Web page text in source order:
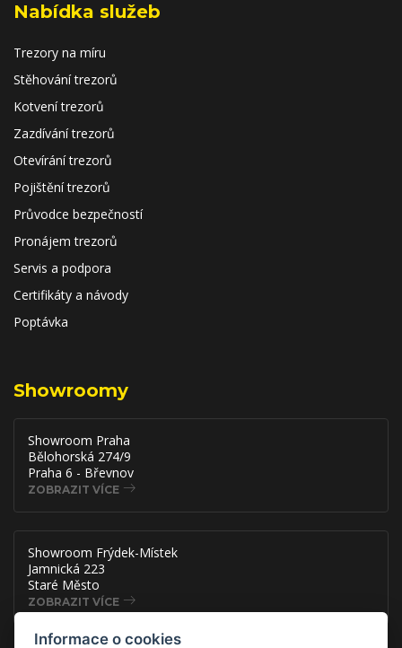
Nabídka služeb
Trezory na míru
Stěhování trezorů
Kotvení trezorů
Zazdívání trezorů
Otevírání trezorů
Pojištění trezorů
Průvodce bezpečností
Pronájem trezorů
Servis a podpora
Certifikáty a návody
Poptávka
Showroomy
Showroom Praha
Bělohorská 274/9
Praha 6 - Břevnov
ZOBRAZIT VÍCE
Showroom Frýdek-Místek
Jamnická 223
Staré Město
ZOBRAZIT VÍCE
Informace o cookies